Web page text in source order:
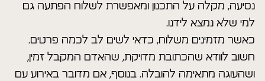
נסיעה, מקלה על התכנון ומאפשרת לשלוח הפתעה גם
למי שלא נמצא לידנו.
כאשר מזמינים משלוח, כדאי לשים לב לכמה פרטים.
חשוב לוודא שהכתובת מדויקת, שהאדם המקבל זמין,
ושהעוגה מתאימה להובלה. בנוסף, אם מדובר באירוע עם